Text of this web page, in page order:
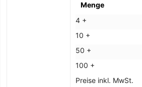
Menge
4 +
10 +
50 +
100 +
Preise inkl. MwSt.